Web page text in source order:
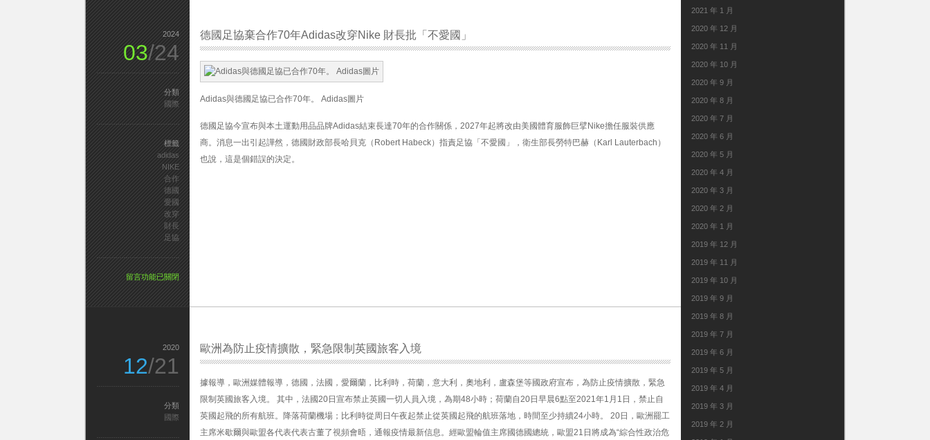
家
盃
期
間
德
國
東
部
男
子
持
刀
傷
人
釀
1
死
3
傷〉
中
德國足協棄合作70年Adidas改穿Nike 財長批「不愛國」
Adidas與德國足協已合作70年。 Adidas圖片
德國足協今宣布與本土運動用品品牌Adidas結束長達70年的合作關係，2027年起將改由美國體育服飾巨擘Nike擔任服裝供應
商。消息一出引起譁然，德國財政部長哈貝克（Robert Habeck）指責足協「不愛國」，衛生部長勞特巴赫（Karl Lauterbach）
也說，這是個錯誤的決定。
2024
03/24
分類
國際
標籤
adidas
NIKE
合作
德國
愛國
改穿
財長
足協
在
〈德
國
作
70
留言功能已關閉
歐洲為防止疫情擴散，緊急限制英國旅客入境
據報導，歐洲媒體報導，德國，法國，愛爾蘭，比利時，荷蘭，意大利，奧地利，盧森堡等國政府宣布，為防止疫情擴散，緊急
限制英國旅客入境。 其中，法國20日宣布禁止英國一切人員入境，為期48小時；荷蘭自20日早晨6點至2021年1月1日，禁止自
英國起飛的所有航班。降落荷蘭機場；比利時從周日午夜起禁止從英國起飛的航班落地，時間至少持續24小時。 20日，歐洲罷工
主席米歇爾與歐盟各代表代表古董了視頻會晤，通報疫情最新信息。經歐盟輪值主席國德國總統，歐盟21日將成為“綜合性政治危
2020
12/21
分類
國際
2021 年 1 月
2020 年 12 月
2020 年 11 月
2020 年 10 月
2020 年 9 月
2020 年 8 月
2020 年 7 月
2020 年 6 月
2020 年 5 月
2020 年 4 月
2020 年 3 月
2020 年 2 月
2020 年 1 月
2019 年 12 月
2019 年 11 月
2019 年 10 月
2019 年 9 月
2019 年 8 月
2019 年 7 月
2019 年 6 月
2019 年 5 月
2019 年 4 月
2019 年 3 月
2019 年 2 月